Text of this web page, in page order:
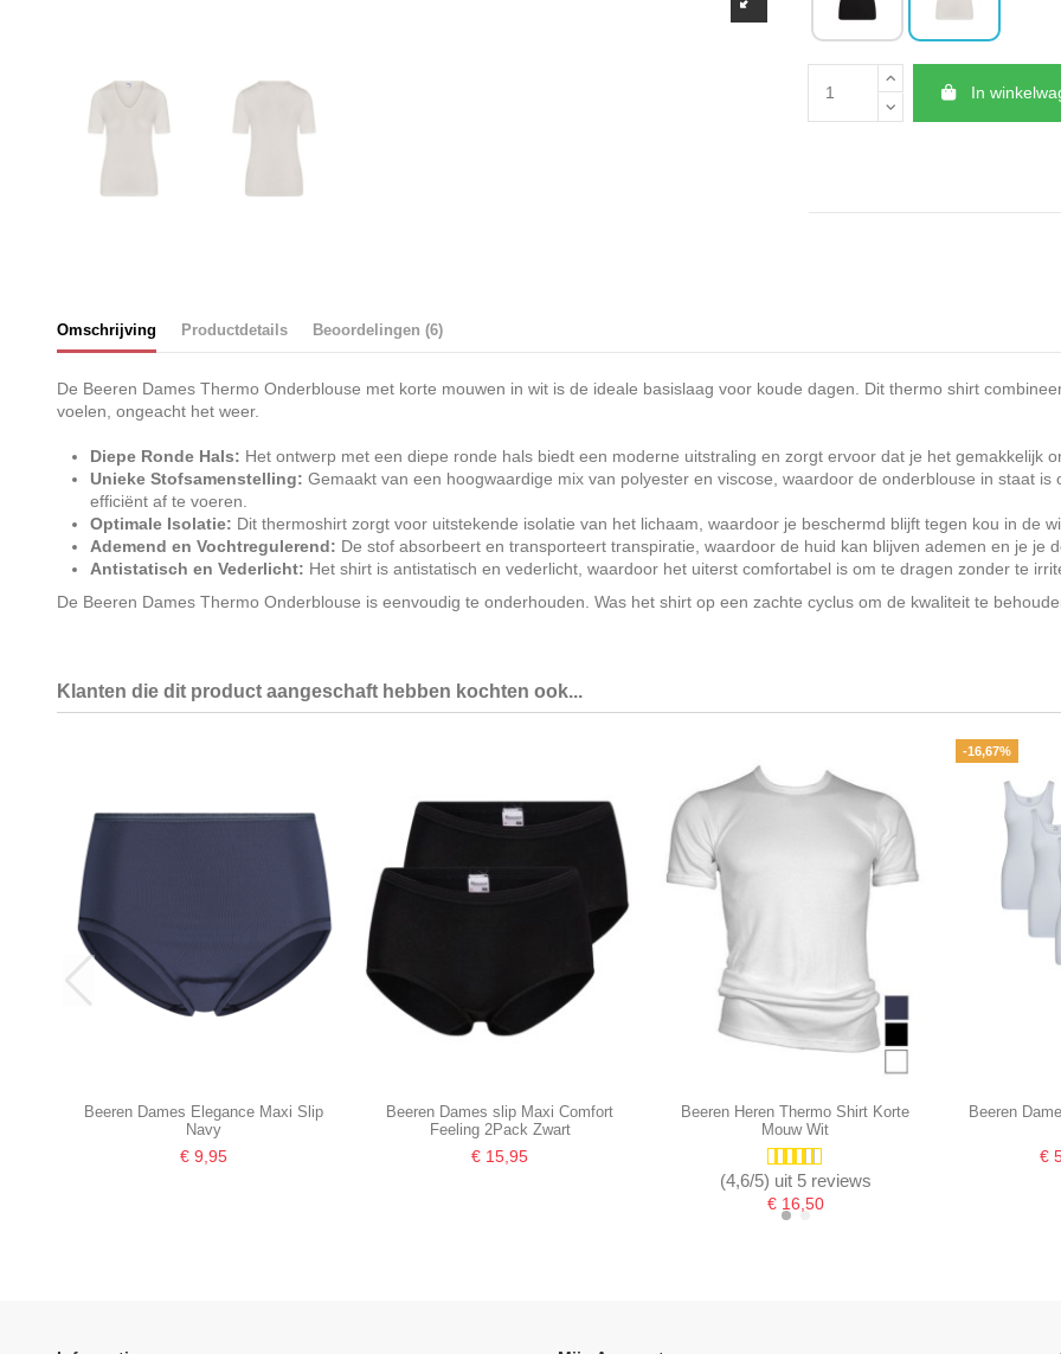
In
Omschrijving Productdetails Beoordelingen (6)
De Beeren Dames Thermo Onderblouse met korte mouwen in wit is de ideale basislaag voor koude dagen. Dit thermo shirt
voelen, ongeacht het weer.
Diepe Ronde Hals: Het ontwerp met een diepe ronde hals biedt een moderne uitstraling en zorgt ervoor dat je het gemakkelijk
Unieke Stofsamenstelling: Gemaakt van een hoogwaardige mix van polyester en viscose, waardoor de onderblouse in staat
efficiënt af te voeren.
Optimale Isolatie: Dit thermoshirt zorgt voor uitstekende isolatie van het lichaam, waardoor je beschermd blijft tegen kou in de
Ademend en Vochtregulerend: De stof absorbeert en transporteert transpiratie, waardoor de huid kan blijven ademen en je je
Antistatisch en Vederlicht: Het shirt is antistatisch en vederlicht, waardoor het uiterst comfortabel is om te dragen zonder te
De Beeren Dames Thermo Onderblouse is eenvoudig te onderhouden. Was het shirt op een zachte cyclus om de kwaliteit te
Klanten die dit product aangeschaft hebben kochten ook...
Beeren Dames Elegance Maxi Slip
Navy
€ 9,95
Beeren Dames slip Maxi Comfort
Feeling 2Pack Zwart
€ 15,95
Beeren Heren Thermo Shirt Korte
Mouw Wit
(4,6/5) uit 5 reviews
€ 16,50
-16,67%
Beeren
€